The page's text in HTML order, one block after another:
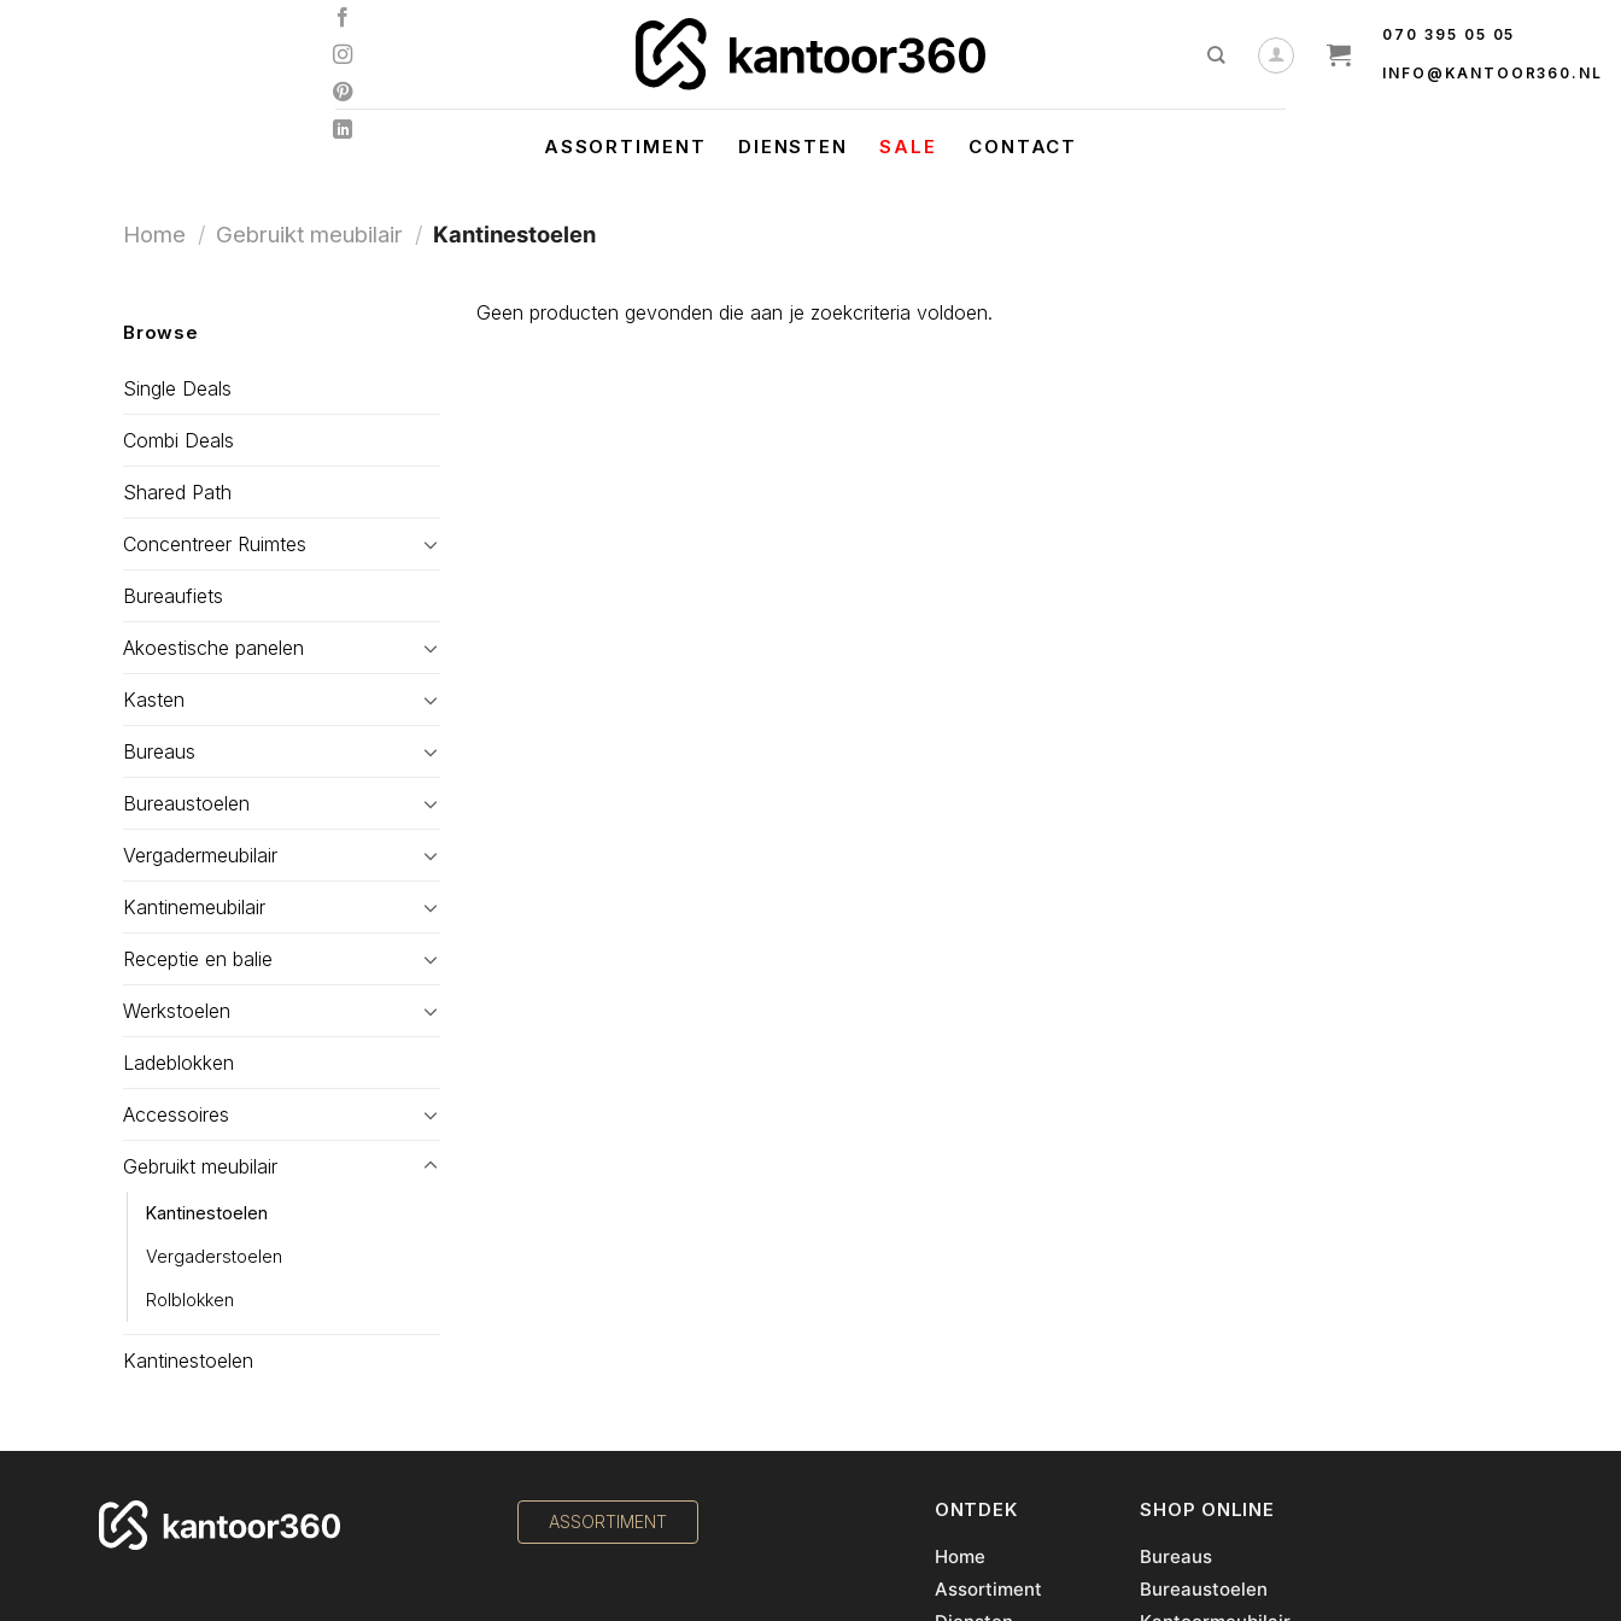
070 395 05 05
INFO@KANTOOR360.NL
ASSORTIMENT DIENSTEN SALE CONTACT
Home / Gebruikt meubilair / Kantinestoelen
Browse
Single Deals
Combi Deals
Shared Path
Concentreer Ruimtes
Bureaufiets
Akoestische panelen
Kasten
Bureaus
Bureaustoelen
Vergadermeubilair
Kantinemeubilair
Receptie en balie
Werkstoelen
Ladeblokken
Accessoires
Gebruikt meubilair
Kantinestoelen
Vergaderstoelen
Rolblokken
Kantinestoelen
Geen producten gevonden die aan je zoekcriteria voldoen.
ASSORTIMENT
ONTDEK
Home
Assortiment
SHOP ONLINE
Bureaus
Bureaustoelen